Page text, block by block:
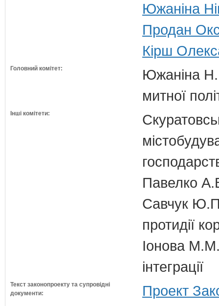
Южаніна
Продан
Кірш
Головний комітет:
Южаніна
митної
Інші комітети:
Павелко
Савчук Ю.П.
протидії
Іонова М.М.
інтеграції
Текст законопроекту та супровідні
документи:
Проект